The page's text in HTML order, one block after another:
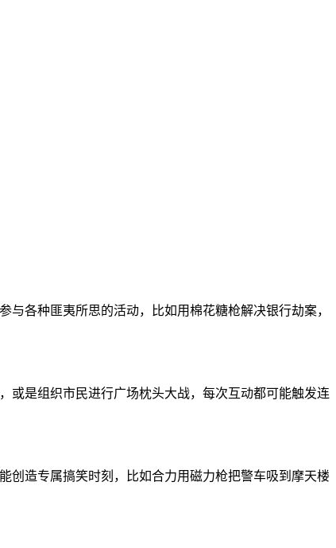
各种匪夷所思的活动，比如用棉花糖枪解决银行劫案，
或是组织市民进行广场枕头大战，每次互动都可能触发连
创造专属搞笑时刻，比如合力用磁力枪把警车吸到摩天楼